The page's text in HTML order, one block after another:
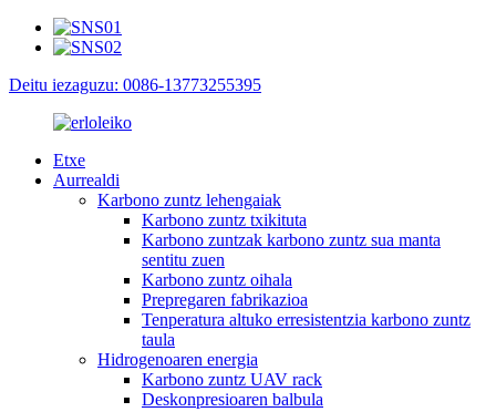
Deitu iezaguzu: 0086-13773255395
Etxe
Aurrealdi
Karbono zuntz lehengaiak
Karbono zuntz txikituta
Karbono zuntzak karbono zuntz sua manta
sentitu zuen
Karbono zuntz oihala
Prepregaren fabrikazioa
Tenperatura altuko erresistentzia karbono zuntz
taula
Hidrogenoaren energia
Karbono zuntz UAV rack
Deskonpresioaren balbula